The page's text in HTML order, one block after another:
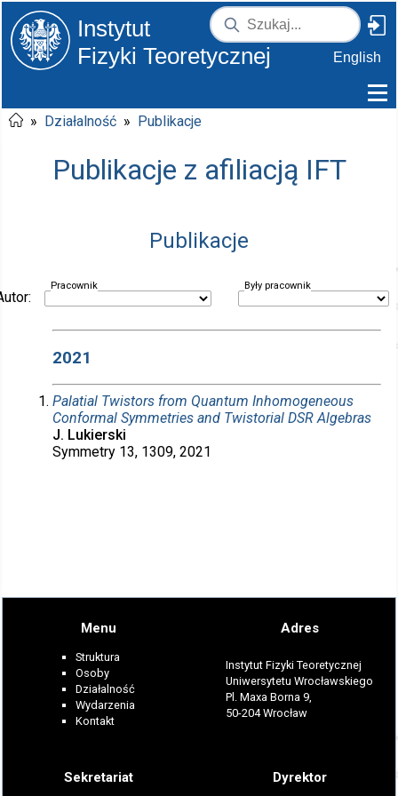
Instytut
Fizyki Teoretycznej
English
» Działalność » Publikacje
Publikacje z afiliacją IFT
Publikacje
Pracownik Były pracownik
2021
Palatial Twistors from Quantum Inhomogeneous
Conformal Symmetries and Twistorial DSR Algebras
J. Lukierski
Symmetry 13, 1309, 2021
Menu
Struktura
Osoby
Działalność
Wydarzenia
Kontakt
Adres
Instytut Fizyki Teoretycznej
Uniwersytetu Wrocławskiego
Pl. Maxa Borna 9,
50-204 Wrocław
Sekretariat Dyrektor